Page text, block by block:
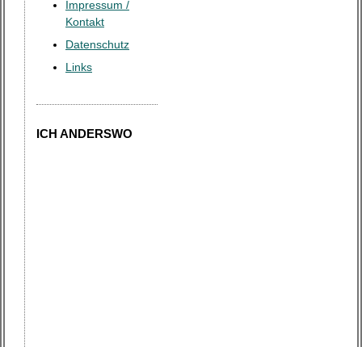
o
n
Impressum /
Kontakt
Datenschutz
Links
ICH ANDERSWO